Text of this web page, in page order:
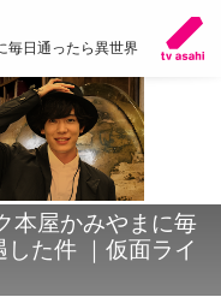
毎日通ったら異世界
本屋かみやまに毎
た件 ｜仮面ライ